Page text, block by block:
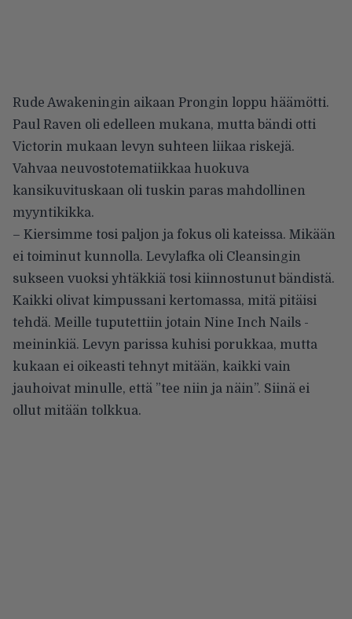
Rude Awakeningin aikaan Prongin loppu häämötti.
Paul Raven oli edelleen mukana, mutta bändi otti
Victorin mukaan levyn suhteen liikaa riskejä.
Vahvaa neuvostotematiikkaa huokuva
kansikuvituskaan oli tuskin paras mahdollinen
myyntikikka.
– Kiersimme tosi paljon ja fokus oli kateissa. Mikään
ei toiminut kunnolla. Levylafka oli Cleansingin
sukseen vuoksi yhtäkkiä tosi kiinnostunut bändistä.
Kaikki olivat kimpussani kertomassa, mitä pitäisi
tehdä. Meille tuputettiin jotain Nine Inch Nails -
meininkiä. Levyn parissa kuhisi porukkaa, mutta
kukaan ei oikeasti tehnyt mitään, kaikki vain
jauhoivat minulle, että ”tee niin ja näin”. Siinä ei
ollut mitään tolkkua.